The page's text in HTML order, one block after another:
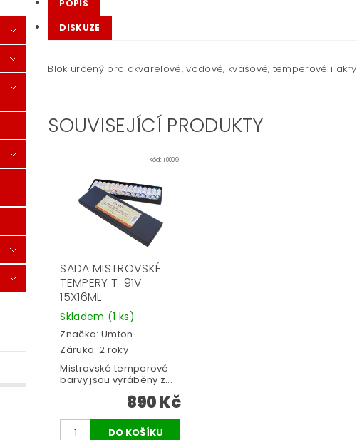
POPIS
DISKUZE
Blok určený pro akvarelové, vodové, kvašové, temperové i
SOUVISEJÍCÍ PRODUKTY
Kód:100091
SADA MISTROVSKÉ
TEMPERY T-91V
15X16ML
Skladem (1 ks)
Značka: Umton
Záruka: 2 roky
Mistrovské temperové
barvy jsou vyráběny z...
890 Kč